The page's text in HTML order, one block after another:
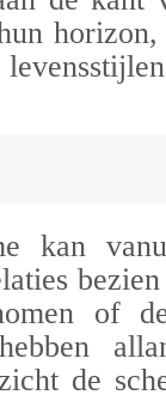
kan
of
de